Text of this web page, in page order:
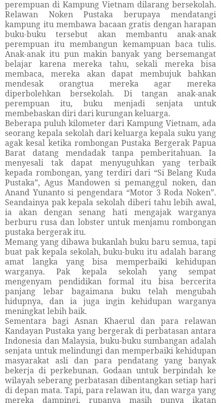
perempuan di Kampung Vietnam dilarang bersekolah.
Relawan Noken Pustaka berupaya mendatangi
kampung itu membawa bacaan gratis dengan harapan
buku-buku tersebut akan membantu anak-anak
perempuan itu membangun kemampuan baca tulis.
Anak-anak itu pun makin banyak yang bersemangat
belajar karena mereka tahu, sekali mereka bisa
membaca, mereka akan dapat membujuk bahkan
mendesak orangtua mereka agar mereka
diperbolehkan bersekolah. Di tangan anak-anak
perempuan itu, buku menjadi senjata untuk
membebaskan diri dari kurungan keluarga.
Beberapa puluh kilometer dari Kampung Vietnam, ada
seorang kepala sekolah dari keluarga kepala suku yang
agak kesal ketika rombongan Pustaka Bergerak Papua
Barat datang mendadak tanpa pemberitahuan. Ia
menyesali tak dapat menyuguhkan yang terbaik
kepada rombongan, yang terdiri dari “Si Belang Kuda
Pustaka”, Agus Mandowen si pemanggul noken, dan
Anand Yunanto si pengendara “Motor 3 Roda Noken”.
Seandainya pak kepala sekolah diberi tahu lebih awal,
ia akan dengan senang hati mengajak warganya
berburu rusa dan lobster untuk menjamu rombongan
pustaka bergerak itu.
Memang yang dibawa bukanlah buku baru semua, tapi
buat pak kepala sekolah, buku-buku itu adalah barang
amat langka yang bisa memperbaiki kehidupan
warganya. Pak kepala sekolah yang sempat
mengenyam pendidikan formal itu bisa bercerita
panjang lebar bagaimana buku telah mengubah
hidupnya, dan ia juga ingin kehidupan warganya
meningkat lebih baik.
Sementara bagi Asnan Khaerul dan para relawan
Kandayan Pustaka yang bergerak di perbatasan antara
Indonesia dan Malaysia, buku-buku sumbangan adalah
senjata untuk melindungi dan memperbaiki kehidupan
masyarakat asli dan para pendatang yang banyak
bekerja di perkebunan. Godaan untuk berpindah ke
wilayah seberang perbatasan dibentangkan setiap hari
di depan mata. Tapi, para relawan itu, dan warga yang
mereka dampingi, rupanya masih punya ikatan